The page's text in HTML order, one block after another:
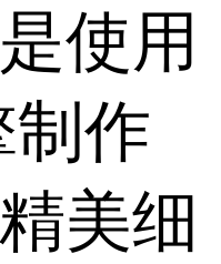
使用
作
美细